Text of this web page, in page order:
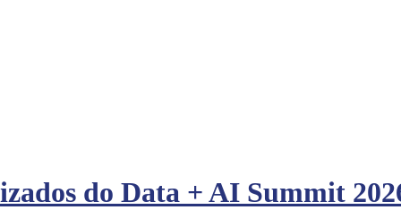
do Data + AI Summit